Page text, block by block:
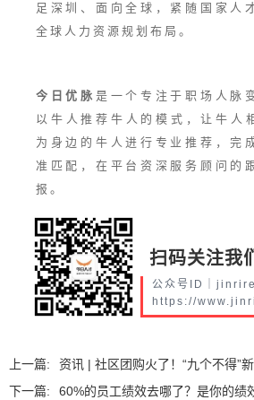
足深圳、面向全球，紧随国家人
全球人力资源规划布局。
今日优脉 是一个专注于职场人脉
以牛人推荐牛人的模式，让牛
为身边的牛人进行专业推荐，完
准匹配，在平台资深服务顾问的
报。
扫码关注我们
公众号ID｜
https://
上一篇:
资讯 | 社区团购火了！“九个不得”
下一篇:
60%的员工绩效去哪了？是你的绩